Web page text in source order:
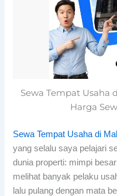
Sewa Tempat Usaha
Harga
Sewa Tempat Usaha di
yang selalu saya pelajari
dunia properti: mimpi
melihat banyak pelaku
lalu pulang dengan mata